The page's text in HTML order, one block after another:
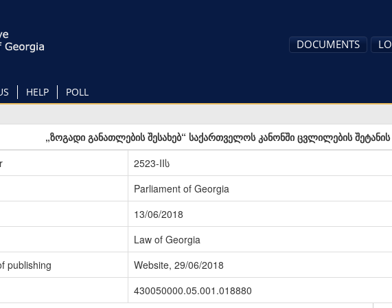
HELP POLL
DOCUMENTS
„ზოგადი განათლების შესახებ“ საქართველოს კანონში ცვლილების
2523-IIს
Parliament of Georgia
13/06/2018
Law of Georgia
publishing
Website, 29/06/2018
430050000.05.001.018880